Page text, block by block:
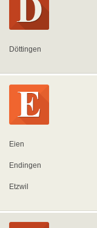
Döttingen
Eien
Endingen
Etzwil